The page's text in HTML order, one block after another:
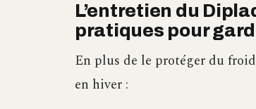
L’entretien du
pratiques pour
En plus de le protéger du
en hiver :